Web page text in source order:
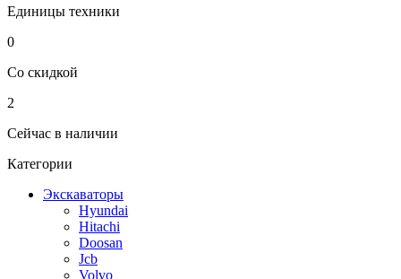
Единицы техники
0
Со скидкой
2
Сейчас в наличии
Категории
Экскаваторы
Hyundai
Hitachi
Doosan
Jcb
Volvo